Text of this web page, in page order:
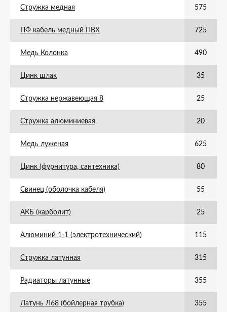
Стружка медная 575
ПФ кабель медный ПВХ 725
Медь Колонка 490
Цинк шлак 35
Стружка нержавеющая 8 25
Стружка алюминиевая 20
Медь луженая 625
Цинк (фурнитура, сантехника) 80
Свинец (оболочка кабеля) 55
АКБ (карболит) 25
Алюминий 1-1 (электротехнический) 115
Стружка латунная 315
Радиаторы латунные 355
Латунь Л68 (бойлерная трубка) 355